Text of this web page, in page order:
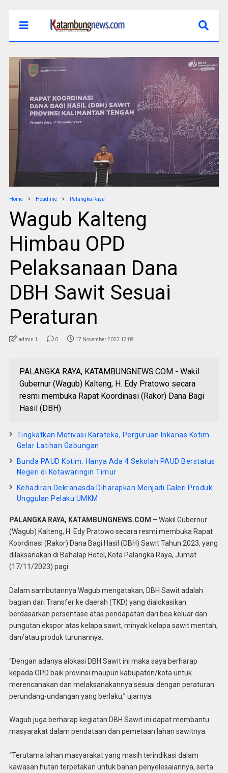
Home Headline Palangka Raya
Wagub Kalteng
Himbau OPD
Pelaksanaan Dana
DBH Sawit Sesuai
Peraturan
admin 1 0 17 November 2023 13:08
PALANGKA RAYA, KATAMBUNGNEWS.COM - Wakil
Gubernur (Wagub) Kalteng, H. Edy Pratowo secara
resmi membuka Rapat Koordinasi (Rakor) Dana Bagi
Hasil (DBH)
Tingkatkan Motivasi Karateka, Perguruan Inkanas Kotim
Gelar Latihan Gabungan
Bunda PAUD Kotim: Hanya Ada 4 Sekolah PAUD Berstatus
Negeri di Kotawaringin Timur
Kehadiran Dekranasda Diharapkan Menjadi Galeri Produk
Unggulan Pelaku UMKM
PALANGKA RAYA, KATAMBUNGNEWS.COM – Wakil Gubernur
(Wagub) Kalteng, H. Edy Pratowo secara resmi membuka Rapat
Koordinasi (Rakor) Dana Bagi Hasil (DBH) Sawit Tahun 2023, yang
dilaksanakan di Bahalap Hotel, Kota Palangka Raya, Jumat
(17/11/2023) pagi.
Dalam sambutannya Wagub mengatakan, DBH Sawit adalah
bagian dari Transfer ke daerah (TKD) yang dialokasikan
berdasarkan persentase atas pendapatan dari bea keluar dan
pungutan ekspor atas kelapa sawit, minyak kelapa sawit mentah,
dan/atau produk turunannya.
“Dengan adanya alokasi DBH Sawit ini maka saya berharap
kepada OPD baik provinsi maupun kabupaten/kota untuk
merencanakan dan melaksanakannya sesuai dengan peraturan
perundang-undangan yang berlaku,” ujarnya.
Wagub juga berharap kegiatan DBH Sawit ini dapat membantu
masyarakat dalam pendataan dan pemetaan lahan sawitnya.
“Terutama lahan masyarakat yang masih terindikasi dalam
kawasan hutan terpetakan untuk bahan penyelesaiannya, serta